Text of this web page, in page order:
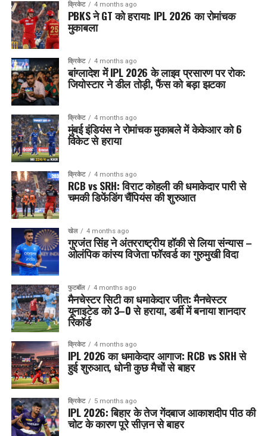
क्रिकेट 4 months ago
PBKS ने GT को हराया: IPL 2026 का रोमांचक
मुकाबला
क्रिकेट 4 months ago
बांग्लादेश में IPL 2026 के लाइव प्रसारण पर रोक:
जियोस्टार ने डील तोड़ी, फैंस को बड़ा झटका
क्रिकेट 4 months ago
मुंबई इंडियंस ने रोमांचक मुकाबले में केकेआर को 6
विकेट से हराया
क्रिकेट 4 months ago
RCB vs SRH: विराट कोहली की धमाकेदार पारी से
चमकी डिफेंडिंग चैंपियंस की शुरुआत
खेल 4 months ago
गुरजंत सिंह ने अंतरराष्ट्रीय हॉकी से लिया संन्यास –
ओलंपिक कांस्य विजेता फॉरवर्ड का गुरुमुखी विदा
फुटबॉल 4 months ago
मैनचेस्टर सिटी का धमाकेदार जीत: मैनचेस्टर
यूनाइटेड को 3–0 से हराया, डर्बी में बनाया शानदार
रिकॉर्ड
क्रिकेट 4 months ago
IPL 2026 का धमाकेदार आगाज: RCB vs SRH से
हुई शुरुआत, धोनी कुछ मैचों से बाहर
क्रिकेट 5 months ago
IPL 2026: बिहार के तेज गेंदबाज आकाशदीप पीठ की
चोट के कारण पूरे सीज़न से बाहर